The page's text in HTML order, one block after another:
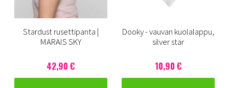
Stardust rusettipanta |
MARAIS SKY
42,90 €
Dooky - vauvan kuolalappu,
silver star
10,90 €